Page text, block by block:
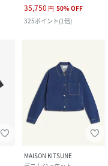
35,750 円 50%OFF
325ポイント(1倍)
MAISON KITSUNE